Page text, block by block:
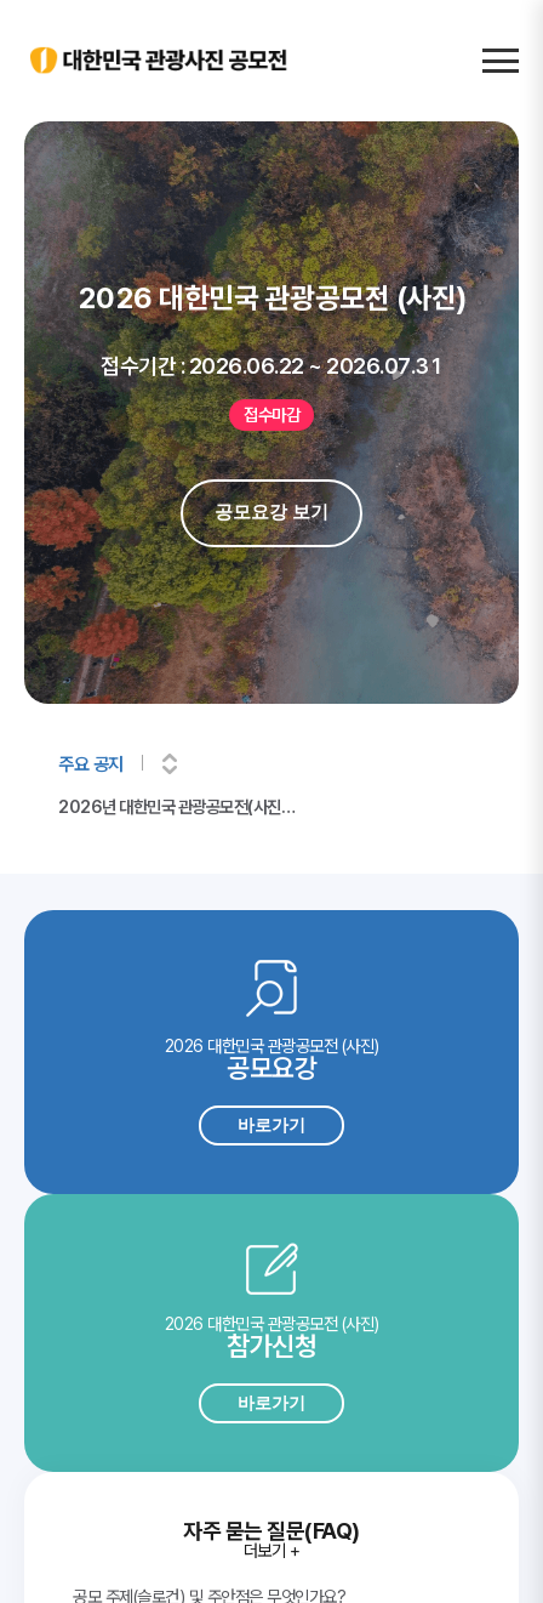
2026 대한민국 관광공모전 (사진)
접수기간 : 2026.06.22 ~ 2026.07.31
접수마감
공모요강 보기
주요 공지
2026년 대한민국 관광공모전(사진) 개최 안내
2026 대한민국 관광공모전 (사진)
공모요강
바로가기
2026 대한민국 관광공모전 (사진)
참가신청
바로가기
자주 묻는 질문(FAQ)
더보기 +
공모 주제(슬로건) 및 주안점은 무엇인가요?